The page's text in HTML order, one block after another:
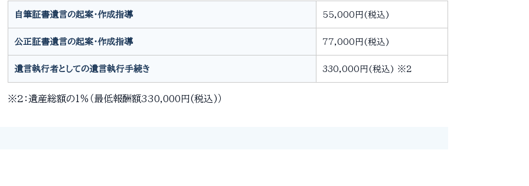
自筆証書遺言の起案・作成指導 55,000円(税込)
公正証書遺言の起案・作成指導 77,000円(税込)
遺言執行者としての遺言執行手続き 330,000円(税込) ※2
※2：遺産総額の1％（最低報酬額330,000円(税込)）